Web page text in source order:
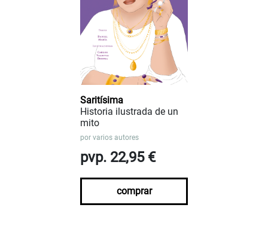
Saritísima
Historia ilustrada de un
mito
por varios autores
pvp. 22,95 €
comprar